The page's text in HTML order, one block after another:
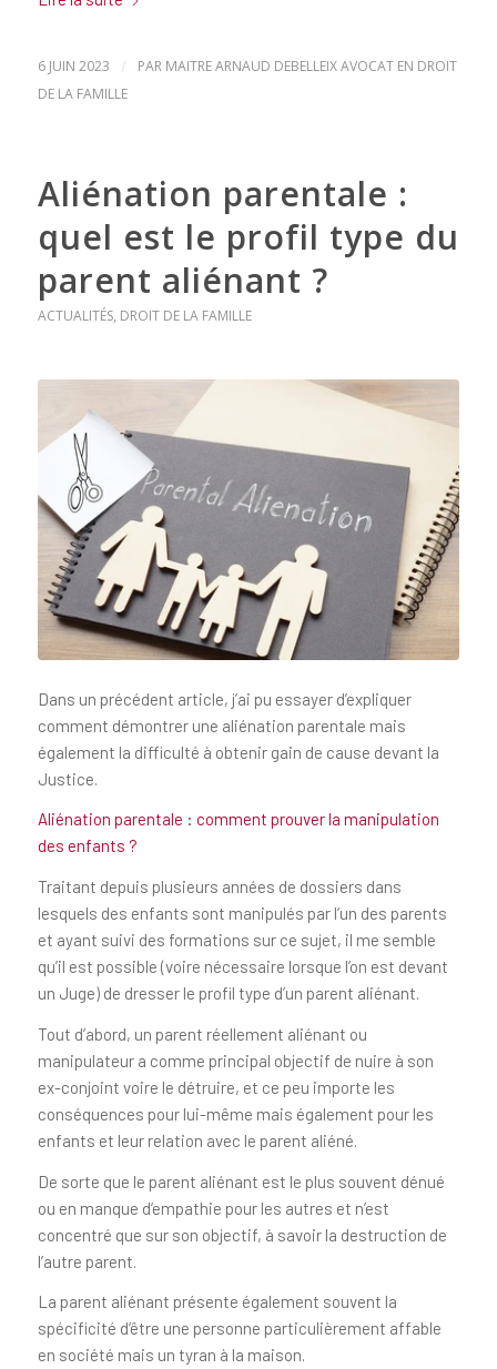
6 JUIN 2023 / PAR MAITRE ARNAUD DEBELLEIX AVOCAT EN DROIT
DE LA FAMILLE
Aliénation parentale :
quel est le profil type du
parent aliénant ?
ACTUALITÉS, DROIT DE LA FAMILLE
Dans un précédent article, j’ai pu essayer d’expliquer
comment démontrer une aliénation parentale mais
également la difficulté à obtenir gain de cause devant la
Justice.
Aliénation parentale : comment prouver la manipulation
des enfants ?
Traitant depuis plusieurs années de dossiers dans
lesquels des enfants sont manipulés par l’un des parents
et ayant suivi des formations sur ce sujet, il me semble
qu’il est possible (voire nécessaire lorsque l’on est devant
un Juge) de dresser le profil type d’un parent aliénant.
Tout d’abord, un parent réellement aliénant ou
manipulateur a comme principal objectif de nuire à son
ex-conjoint voire le détruire, et ce peu importe les
conséquences pour lui-même mais également pour les
enfants et leur relation avec le parent aliéné.
De sorte que le parent aliénant est le plus souvent dénué
ou en manque d’empathie pour les autres et n’est
concentré que sur son objectif, à savoir la destruction de
l’autre parent.
La parent aliénant présente également souvent la
spécificité d’être une personne particulièrement affable
en société mais un tyran à la maison.